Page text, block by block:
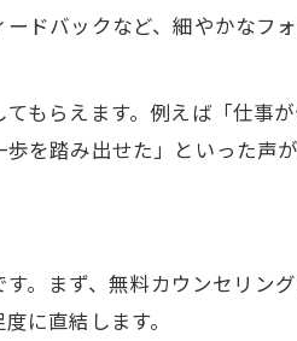
婚までの流れ
のポイント
所の選び方
トの実態
ト体制
例と特徴
トを選ぶコツ
ドバックなど、細やかなフ
もらえます。例えば「仕事
を踏み出せた」といった声が
。まず、無料カウンセリン
に直結します。